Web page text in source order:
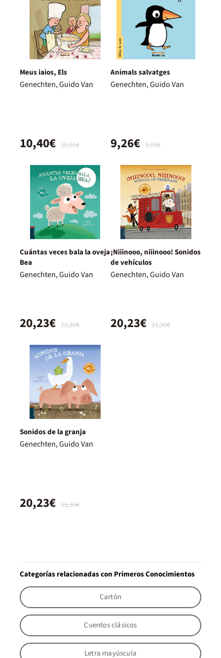
Meus iaios, Els
Genechten, Guido Van
10,95€
10,40€
Animals salvatges
Genechten, Guido Van
9,75€
9,26€
Cuántas veces bala la oveja
Bea
Genechten, Guido Van
21,30€
20,23€
¡Niiinooo, niiinooo! Sonidos
de vehículos
Genechten, Guido Van
21,30€
20,23€
Sonidos de la granja
Genechten, Guido Van
21,30€
20,23€
Categorías relacionadas con Primeros Conocimientos
Cartón
Cuentos clásicos
Letra mayúscula